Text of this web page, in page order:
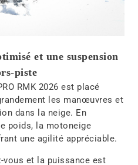
et une suspension
piste
RMK 2026 est placé
les manœuvres et
dans la neige. En
poids, la motoneige
une agilité appréciable.
et la puissance est